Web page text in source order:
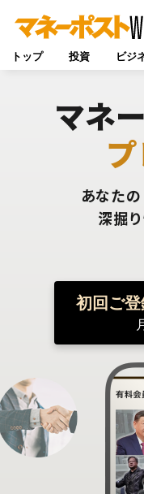
トップ 投資 ビジ
マネ
あなたの
深掘
初回ご